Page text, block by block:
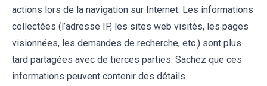
actions lors de la navigation sur Internet. Les informations
collectées (l’adresse IP, les sites web visités, les pages
visionnées, les demandes de recherche, etc.) sont plus
tard partagées avec de tierces parties. Sachez que ces
informations peuvent contenir des détails